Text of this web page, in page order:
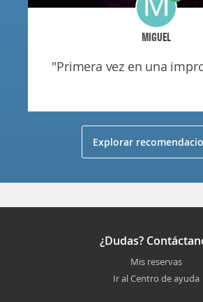
MIGUEL
"primera vez en una
Explorar
¿Dudas?
Mis reservas
Ir al Centro de ayuda